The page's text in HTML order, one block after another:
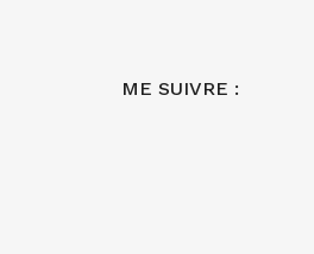
ME SUIVRE :